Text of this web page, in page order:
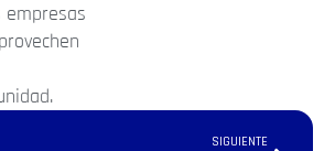
empresas
SIGUIENTE